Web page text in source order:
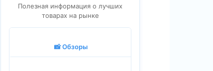
Полезная информация о лучших
товарах на рынке
📸 Обзоры